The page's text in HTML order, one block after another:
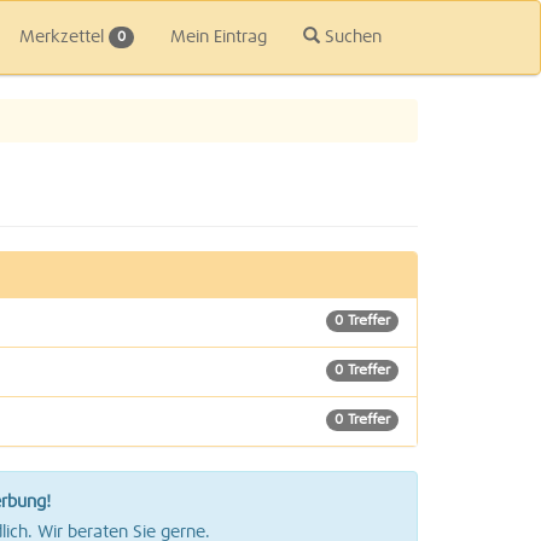
Merkzettel 0 Mein Eintrag Suchen
0 Treffer
0 Treffer
0 Treffer
1 Treffer
Wir beraten Sie gerne.